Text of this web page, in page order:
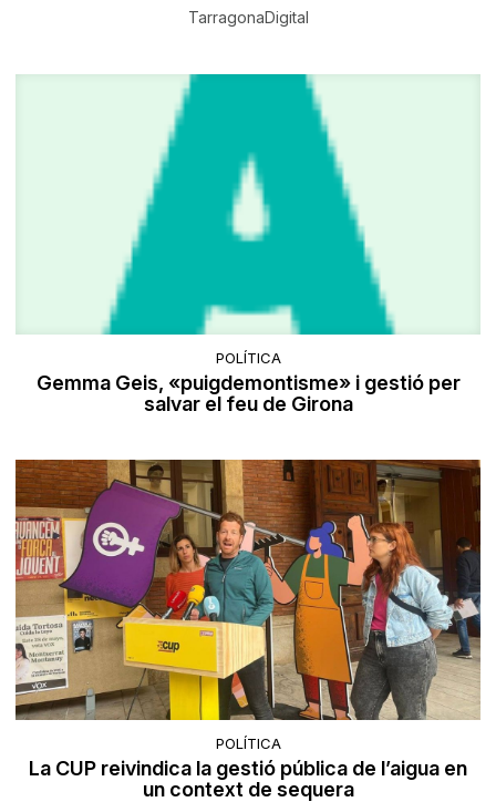
TarragonaDigital
POLÍTICA
Gemma Geis, «puigdemontisme» i gestió per
salvar el feu de Girona
POLÍTICA
La CUP reivindica la gestió pública de l’aigua en
un context de sequera